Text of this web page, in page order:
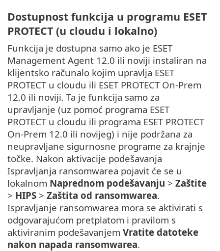
Dostupnost funkcija u programu ESET
PROTECT (u cloudu i lokalno)
Funkcija je dostupna samo ako je ESET
Management Agent 12.0 ili noviji instaliran na
klijentsko računalo kojim upravlja ESET
PROTECT u cloudu ili ESET PROTECT On-Prem
12.0 ili noviji. Ta je funkcija samo za
upravljanje (uz pomoć programa ESET
PROTECT u cloudu ili programa ESET PROTECT
On-Prem 12.0 ili novijeg) i nije podržana za
neupravljane sigurnosne programe za krajnje
točke. Nakon aktivacije podešavanja
Ispravljanja ransomwarea pojavit će se u
lokalnom Naprednom podešavanju > Zaštite
> HIPS > Zaštita od ransomwarea.
Ispravljanje ransomwarea mora se aktivirati s
odgovarajućom pretplatom i pravilom s
aktiviranim podešavanjem Vratite datoteke
nakon napada ransomwarea.